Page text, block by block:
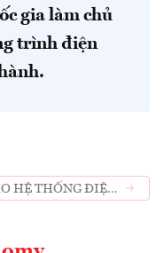
gia làm chủ
trình điện
HỆ THỐNG ĐIỆN